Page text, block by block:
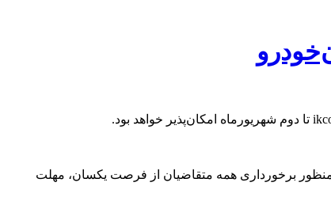
برخورداری همه متقاضیان از فرصت یکسان، مهلت